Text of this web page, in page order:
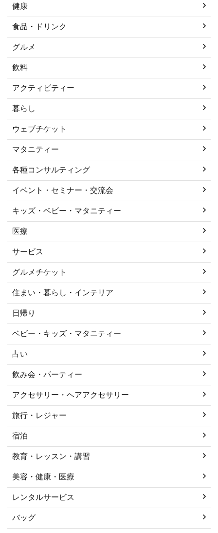
健康
食品・ドリンク
グルメ
飲料
アクティビティー
暮らし
ウェブチケット
マタニティー
各種コンサルティング
イベント・セミナー・交流会
キッズ・ベビー・マタニティー
医療
サービス
グルメチケット
住まい・暮らし・インテリア
日帰り
ベビー・キッズ・マタニティー
占い
飲み会・パーティー
アクセサリー・ヘアアクセサリー
旅行・レジャー
宿泊
教育・レッスン・講習
美容・健康・医療
レンタルサービス
バッグ